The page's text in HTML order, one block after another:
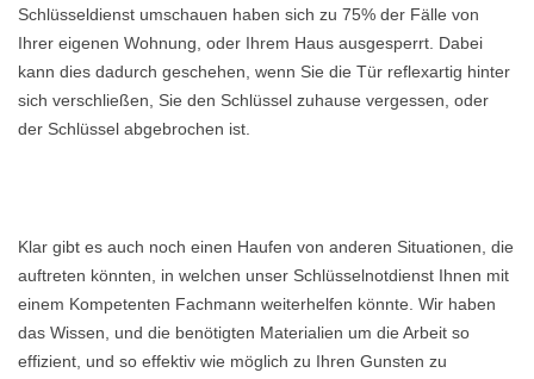
Schlüsseldienst umschauen haben sich zu 75% der Fälle von
Ihrer eigenen Wohnung, oder Ihrem Haus ausgesperrt. Dabei
kann dies dadurch geschehen, wenn Sie die Tür reflexartig hinter
sich verschließen, Sie den Schlüssel zuhause vergessen, oder
der Schlüssel abgebrochen ist.
Klar gibt es auch noch einen Haufen von anderen Situationen, die
auftreten könnten, in welchen unser Schlüsselnotdienst Ihnen mit
einem Kompetenten Fachmann weiterhelfen könnte. Wir haben
das Wissen, und die benötigten Materialien um die Arbeit so
effizient, und so effektiv wie möglich zu Ihren Gunsten zu